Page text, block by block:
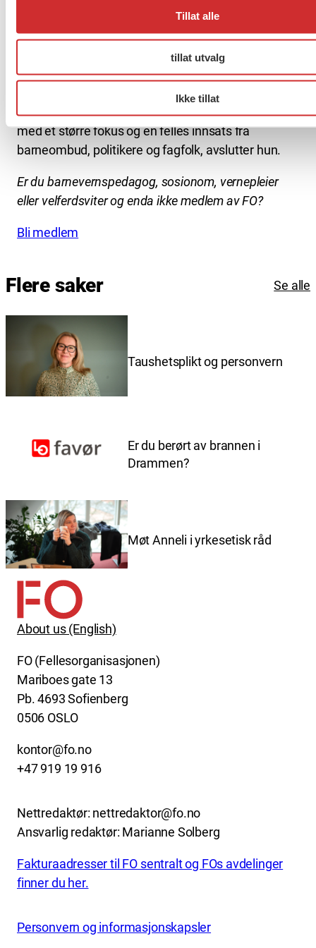
Tillat alle
tillat utvalg
Ikke tillat
ulike tjenester og profesjoner, og individuell
oppfølging basert på en helhetlig forståelse av
både problemer og løsninger.
– Eller sagt med andre ord: Sosiale problemer må
møtes med sosialfaglige løsninger. Her er det viktig
med et større fokus og en felles innsats fra
barneombud, politikere og fagfolk, avslutter hun.
Er du barnevernspedagog, sosionom, vernepleier
eller velferdsviter og enda ikke medlem av FO?
Bli medlem
Flere saker Se alle
Taushetsplikt og personvern
Er du berørt av brannen i
Drammen?
Møt Anneli i yrkesetisk råd
About us (English)
FO (Fellesorganisasjonen)
Mariboes gate 13
Pb. 4693 Sofienberg
0506 OSLO
kontor@fo.no
+47 919 19 916
Nettredaktør: nettredaktor@fo.no
Ansvarlig redaktør: Marianne Solberg
Fakturaadresser til FO sentralt og FOs avdelinger
finner du her.
Personvern og informasjonskapsler